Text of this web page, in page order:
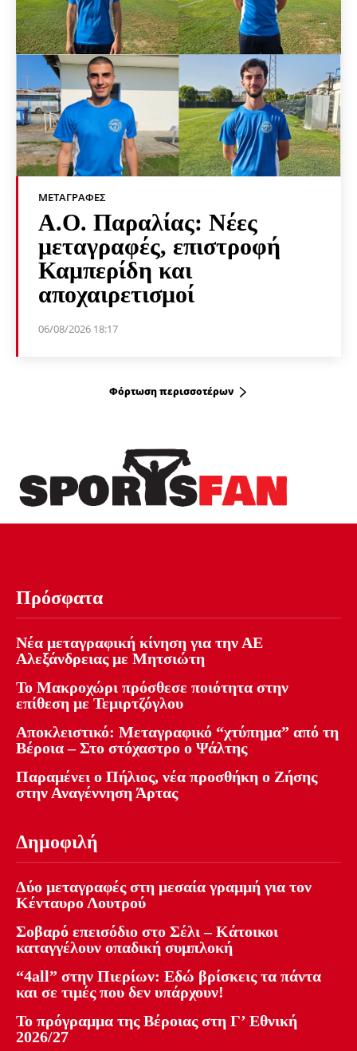
ΜΕΤΑΓΡΑΦΈΣ
Α.Ο. Παραλίας: Νέες
μεταγραφές, επιστροφή
Καμπερίδη και
αποχαιρετισμοί
06/08/2026 18:17
Φόρτωση περισσοτέρων
Πρόσφατα
Νέα μεταγραφική κίνηση για την ΑΕ
Αλεξάνδρειας με Μητσιώτη
Το Μακροχώρι πρόσθεσε ποιότητα στην
επίθεση με Τεμιρτζόγλου
Αποκλειστικό: Μεταγραφικό “χτύπημα” από τη
Βέροια – Στο στόχαστρο ο Ψάλτης
Παραμένει ο Πήλιος, νέα προσθήκη ο Ζήσης
στην Αναγέννηση Άρτας
Δημοφιλή
Δύο μεταγραφές στη μεσαία γραμμή για τον
Κένταυρο Λουτρού
Σοβαρό επεισόδιο στο Σέλι – Κάτοικοι
καταγγέλουν οπαδική συμπλοκή
“4all” στην Πιερίων: Εδώ βρίσκεις τα πάντα
και σε τιμές που δεν υπάρχουν!
Το πρόγραμμα της Βέροιας στη Γ’ Εθνική
2026/27